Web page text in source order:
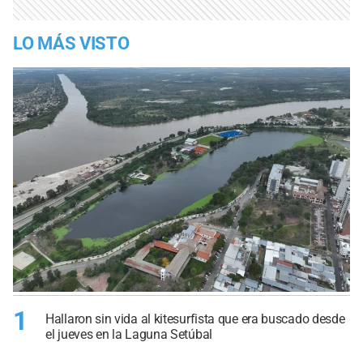
LO MÁS VISTO
1
Hallaron sin vida al kitesurfista que era buscado desde
el jueves en la Laguna Setúbal